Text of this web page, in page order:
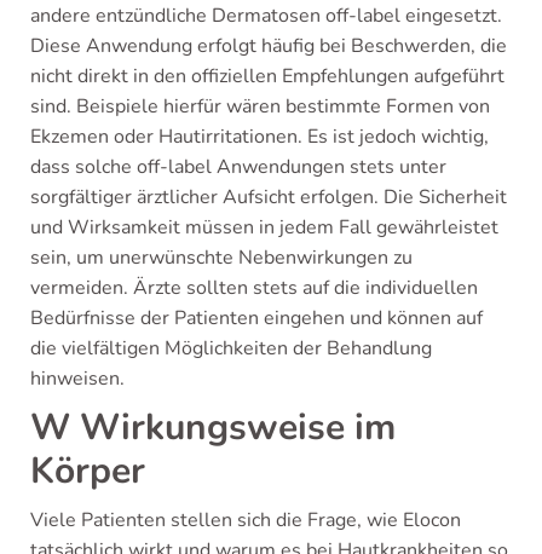
andere entzündliche Dermatosen off-label eingesetzt.
Diese Anwendung erfolgt häufig bei Beschwerden, die
nicht direkt in den offiziellen Empfehlungen aufgeführt
sind. Beispiele hierfür wären bestimmte Formen von
Ekzemen oder Hautirritationen. Es ist jedoch wichtig,
dass solche off-label Anwendungen stets unter
sorgfältiger ärztlicher Aufsicht erfolgen. Die Sicherheit
und Wirksamkeit müssen in jedem Fall gewährleistet
sein, um unerwünschte Nebenwirkungen zu
vermeiden. Ärzte sollten stets auf die individuellen
Bedürfnisse der Patienten eingehen und können auf
die vielfältigen Möglichkeiten der Behandlung
hinweisen.
W Wirkungsweise im
Körper
Viele Patienten stellen sich die Frage, wie Elocon